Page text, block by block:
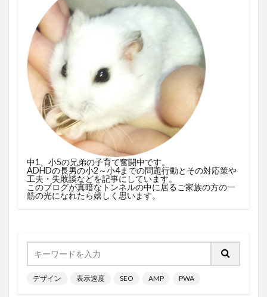
中1、小5の兄弟の子育て奮闘中です。
ADHDの長男の小2～小4までの問題行動とその対応策や
工夫・失敗談などを記事にしています。
このブログが真暗なトンネルの中に居るご家族の方の一
筋の光になれたら嬉しく思います。
デザイン 表示速度 SEO AMP PWA